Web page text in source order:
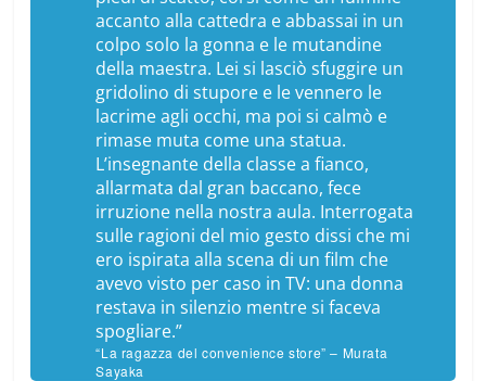
accanto alla cattedra e abbassai in un
colpo solo la gonna e le mutandine
della maestra. Lei si lasciò sfuggire un
gridolino di stupore e le vennero le
lacrime agli occhi, ma poi si calmò e
rimase muta come una statua.
L’insegnante della classe a fianco,
allarmata dal gran baccano, fece
irruzione nella nostra aula. Interrogata
sulle ragioni del mio gesto dissi che mi
ero ispirata alla scena di un film che
avevo visto per caso in TV: una donna
restava in silenzio mentre si faceva
spogliare.”
“La ragazza del convenience store” – Murata
Sayaka